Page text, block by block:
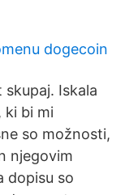
dogecoin
skupaj. Iskala
ki bi mi
so možnosti,
njegovim
dopisu so